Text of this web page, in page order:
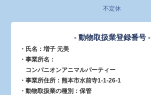
不定休
- 動物取扱業登録番号 -
・氏名：増子 元美
・事業所名：
コンパニオンアニマルパーティー
・事業所住所：熊本市水前寺1-1-26-1
・動物取扱業の種別：保管